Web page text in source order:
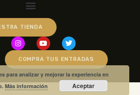
TIENDA
COMPRA TUS ENTRADAS
para analizar y mejorar la experiencia en
Más información Aceptar